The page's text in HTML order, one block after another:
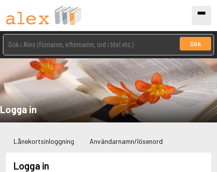
Sök
Logga in
Lånekortsinloggning Användarnamn/lösenord
Logga in